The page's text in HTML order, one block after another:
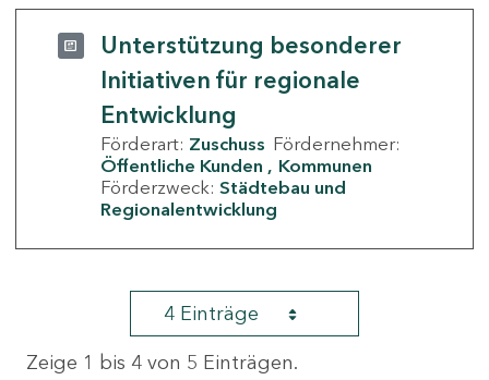
Unterstützung besonderer
Initiativen für regionale
Entwicklung
Förderart: Zuschuss Fördernehmer:
Öffentliche Kunden
Kommunen
Förderzweck: Städtebau und
Regionalentwicklung
4 Einträge
Zeige 1 bis 4 von 5 Einträgen.